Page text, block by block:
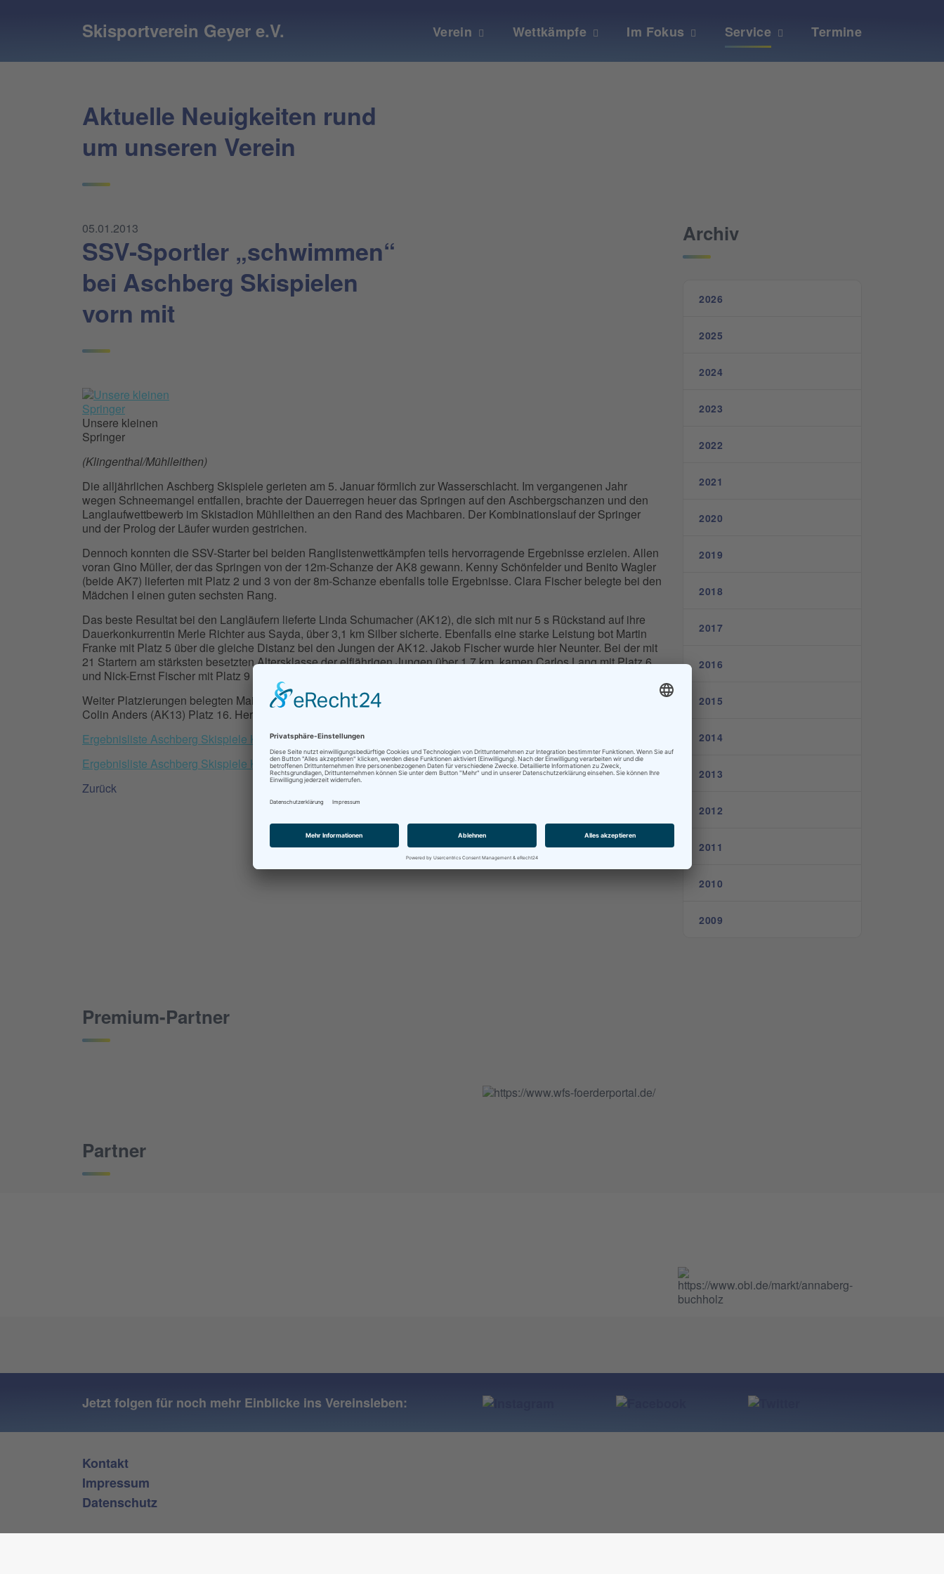
Skisportverein Geyer e.V. Verein Wettkämpfe Im Fokus Service Termine
Aktuelle Neuigkeiten rund
um unseren Verein
SSV-Sportler „schwimmen“
bei Aschberg Skispielen
vorn mit
05.01.2013
Unsere kleinen
Springer
(Klingenthal/Mühlleithen)
Die alljährlichen Aschberg Skispiele gerieten am 5. Januar förmlich zur Wasserschlacht. Im vergangenen Jahr
wegen Schneemangel entfallen, brachte der Dauerregen heuer das Springen auf den Aschbergschanzen und den
Langlaufwettbewerb im Skistadion Mühlleithen an den Rand des Machbaren. Der Kombinationslauf der Springer
und der Prolog der Läufer wurden gestrichen.
Dennoch konnten die SSV-Starter bei beiden Ranglistenwettkämpfen teils hervorragende Ergebnisse erzielen. Allen
voran Gino Müller, der das Springen von der 12m-Schanze der AK8 gewann. Kenny Schönfelder und Benito Wagler
(beide AK7) lieferten mit Platz 2 und 3 von der 8m-Schanze ebenfalls tolle Ergebnisse. Clara Fischer belegte bei den
Mädchen I einen guten sechsten Rang.
Das beste Resultat bei den Langläufern lieferte Linda Schumacher (AK12), die sich mit nur 5 s Rückstand auf ihre
Dauerkonkurrentin Merle Richter aus Sayda, über 3,1 km Silber sicherte. Ebenfalls eine starke Leistung bot Martin
Franke mit Platz 5 über die gleiche Distanz bei den Jungen der AK12. Jakob Fischer wurde hier Neunter. Bei der mit
21 Startern am stärksten besetzten Altersklasse der elfjährigen Jungen über 1,7 km, kamen Carlos Lang mit Platz 6
und Nick-Ernst Fischer mit Platz 9 ebenfalls unter die Top Ten, wie auch Anni Bartl als Zehnte in der AK10.
Weiter Platzierungen belegten Maithe Herrmann (AK11) Platz 12, Antonia Reichel Platz 15, Niels Henk (AK11) und
Colin Anders (AK13) Platz 16. Herzlichen Glückwunsch.
Ergebnisliste Aschberg Skispiele Klingenthal LL 05.01.2013
Ergebnisliste Aschberg Skispiele Klingenthal SSP 05.01.2013
Zurück
Archiv
2026
2025
2024
2023
2022
2021
2020
2019
2018
2017
2016
2015
2014
2013
2012
2011
2010
2009
Premium-Partner
Partner
Jetzt folgen für noch mehr Einblicke ins Vereinsleben:
Kontakt
Impressum
Datenschutz